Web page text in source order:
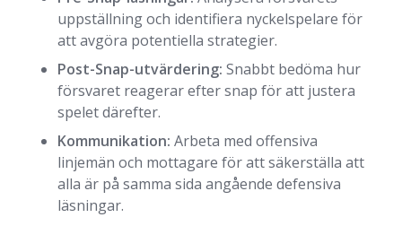
uppställning och identifiera nyckelspelare för
att avgöra potentiella strategier.
Post-Snap-utvärdering: Snabbt bedöma hur
försvaret reagerar efter snap för att justera
spelet därefter.
Kommunikation: Arbeta med offensiva
linjemän och mottagare för att säkerställa att
alla är på samma sida angående defensiva
läsningar.